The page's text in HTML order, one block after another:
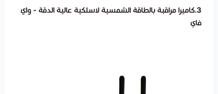
3. كاميرا مراقبة بالطاقة الشمسية لاسلكية عالية الدقة - واي
فاي